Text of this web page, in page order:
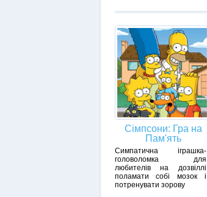
Сімпсони: Гра на
Пам'ять
Симпатична іграшка-
головоломка для
любителів на дозвіллі
поламати собі мозок і
потренувати зорову